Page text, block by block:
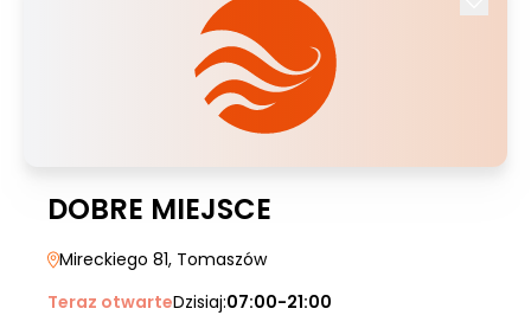
DOBRE MIEJSCE
Mireckiego 81, Tomaszów
Teraz otwarteDzisiaj:07:00-21:00